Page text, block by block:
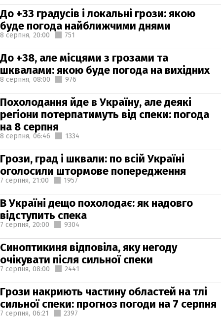
До +33 градусів і локальні грози: якою
буде погода найближчими днями
8 серпня, 20:00 751
До +38, але місцями з грозами та
шквалами: якою буде погода на вихідних
8 серпня, 08:00 976
Похолодання йде в Україну, але деякі
регіони потерпатимуть від спеки: погода
на 8 серпня
8 серпня, 06:46 1334
Грози, град і шквали: по всій Україні
оголосили штормове попередження
7 серпня, 21:00 1957
В Україні дещо похолодає: як надовго
відступить спека
7 серпня, 20:00 9304
Синоптикиня відповіла, яку негоду
очікувати після сильної спеки
7 серпня, 08:00 2441
Грози накриють частину областей на тлі
сильної спеки: прогноз погоди на 7 серпня
7 серпня, 06:21 2397